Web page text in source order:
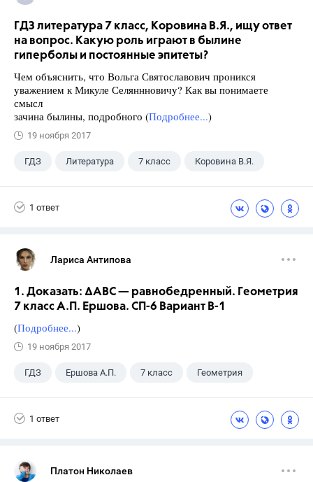
ГДЗ литература 7 класс, Коровина В.Я., ищу ответ
на вопрос. Какую роль играют в былине
гиперболы и постоянные эпитеты?
Чем объяснить, что Вольга Святославович проникся
уважением к Микуле Селяннновичу? Как вы понимаете
смысл
зачина былины, подробного (Подробнее...)
19 ноября 2017
ГДЗ Литература 7 класс Коровина В.Я.
1 ответ
Лариса Антипова
1. Доказать: ∆АВС — равнобедренный. Геометрия
7 класс А.П. Ершова. СП-6 Вариант В-1
(Подробнее...)
19 ноября 2017
ГДЗ Ершова А.П. 7 класс Геометрия
1 ответ
Платон Николаев